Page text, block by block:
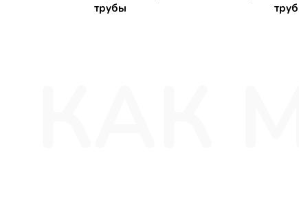
трубы
труб